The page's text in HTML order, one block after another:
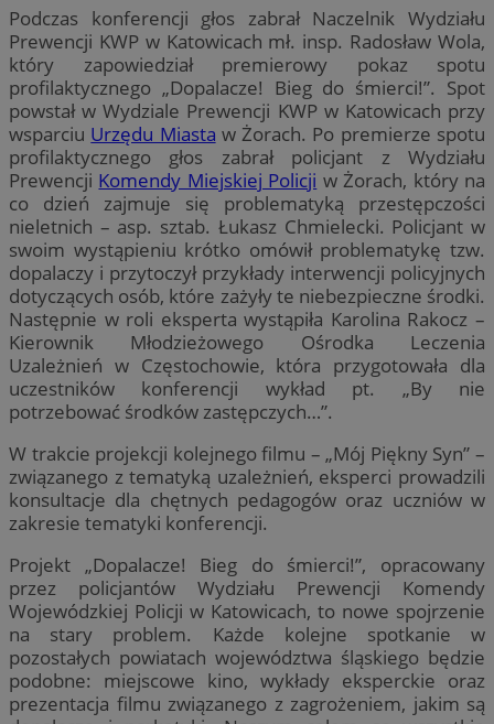
Podczas konferencji głos zabrał Naczelnik Wydziału
Prewencji KWP w Katowicach mł. insp. Radosław Wola,
który zapowiedział premierowy pokaz spotu
profilaktycznego „Dopalacze! Bieg do śmierci!”. Spot
powstał w Wydziale Prewencji KWP w Katowicach przy
wsparciu Urzędu Miasta w Żorach. Po premierze spotu
profilaktycznego głos zabrał policjant z Wydziału
Prewencji Komendy Miejskiej Policji w Żorach, który na
co dzień zajmuje się problematyką przestępczości
nieletnich – asp. sztab. Łukasz Chmielecki. Policjant w
swoim wystąpieniu krótko omówił problematykę tzw.
dopalaczy i przytoczył przykłady interwencji policyjnych
dotyczących osób, które zażyły te niebezpieczne środki.
Następnie w roli eksperta wystąpiła Karolina Rakocz –
Kierownik Młodzieżowego Ośrodka Leczenia
Uzależnień w Częstochowie, która przygotowała dla
uczestników konferencji wykład pt. „By nie
potrzebować środków zastępczych…”.
W trakcie projekcji kolejnego filmu – „Mój Piękny Syn” –
związanego z tematyką uzależnień, eksperci prowadzili
konsultacje dla chętnych pedagogów oraz uczniów w
zakresie tematyki konferencji.
Projekt „Dopalacze! Bieg do śmierci!”, opracowany
przez policjantów Wydziału Prewencji Komendy
Wojewódzkiej Policji w Katowicach, to nowe spojrzenie
na stary problem. Każde kolejne spotkanie w
pozostałych powiatach województwa śląskiego będzie
podobne: miejscowe kino, wykłady eksperckie oraz
prezentacja filmu związanego z zagrożeniem, jakim są